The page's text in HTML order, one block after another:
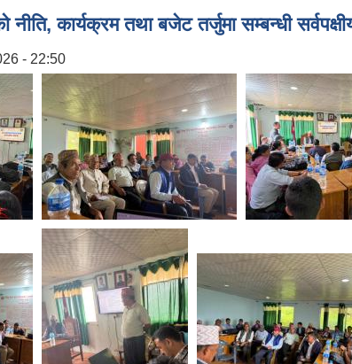
कार्यक्रम तथा बजेट तर्जुमा सम्बन्धी
- 22:50